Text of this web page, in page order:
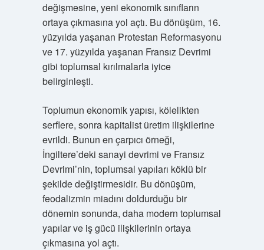
değişmesine, yeni ekonomik sınıfların
ortaya çıkmasına yol açtı. Bu dönüşüm, 16.
yüzyılda yaşanan Protestan Reformasyonu
ve 17. yüzyılda yaşanan Fransız Devrimi
gibi toplumsal kırılmalarla iyice
belirginleşti.
Toplumun ekonomik yapısı, kölelikten
serflere, sonra kapitalist üretim ilişkilerine
evrildi. Bunun en çarpıcı örneği,
İngiltere’deki sanayi devrimi ve Fransız
Devrimi’nin, toplumsal yapıları köklü bir
şekilde değiştirmesidir. Bu dönüşüm,
feodalizmin miadını doldurduğu bir
dönemin sonunda, daha modern toplumsal
yapılar ve iş gücü ilişkilerinin ortaya
çıkmasına yol açtı.